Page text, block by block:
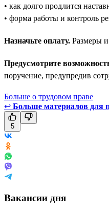
• как долго продлится
• форма работы и контроль
Назначьте оплату. Размеры и
Предусмотрите
поручение, предупредив
Больше о трудовом праве
↩ Больше материалов для
5
Вакансии дня